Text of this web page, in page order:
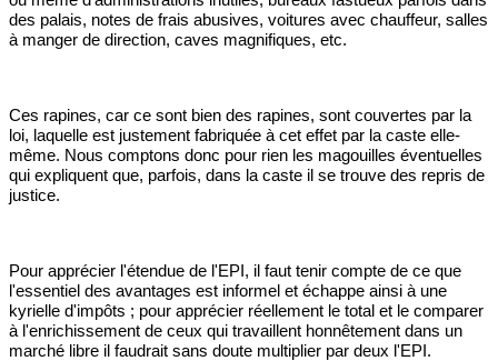
des palais, notes de frais abusives, voitures avec chauffeur, salles
à manger de direction, caves magnifiques, etc.
Ces rapines, car ce sont bien des rapines, sont couvertes par la
loi, laquelle est justement fabriquée à cet effet par la caste elle-
même. Nous comptons donc pour rien les magouilles éventuelles
qui expliquent que, parfois, dans la caste il se trouve des repris de
justice.
Pour apprécier l'étendue de l'EPI, il faut tenir compte de ce que
l'essentiel des avantages est informel et échappe ainsi à une
kyrielle d'impôts ; pour apprécier réellement le total et le comparer
à l'enrichissement de ceux qui travaillent honnêtement dans un
marché libre il faudrait sans doute multiplier par deux l'EPI.